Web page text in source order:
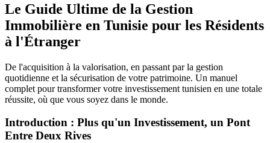
Le Guide Ultime de la Gestion
Immobilière en Tunisie pour les Résidents
à l'Étranger
De l'acquisition à la valorisation, en passant par la gestion
quotidienne et la sécurisation de votre patrimoine. Un manuel
complet pour transformer votre investissement tunisien en une totale
réussite, où que vous soyez dans le monde.
Introduction : Plus qu'un Investissement, un Pont
Entre Deux Rives